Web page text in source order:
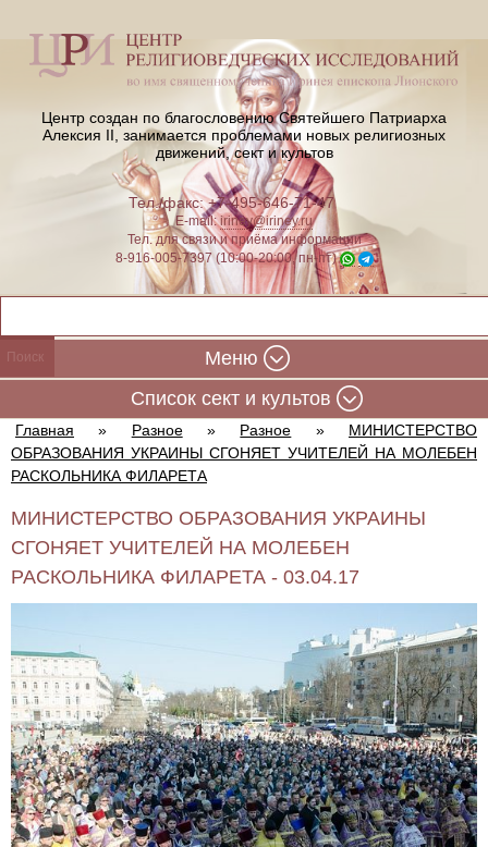
Центр создан по благословению Святейшего Патриарха
Алексия II, занимается проблемами новых религиозных
движений, сект и культов
Тел./факс: +7-495-646-71-47
E-mail:iriney@iriney.ru
Тел. для связи и приёма информации
8-916-005-7397 (10:00-20:00, пн-пт)
Меню
Cписок сект и культов
Главная » Разное » Разное »
МИНИСТЕРСТВО
ОБРАЗОВАНИЯ УКРАИНЫ СГОНЯЕТ УЧИТЕЛЕЙ НА МОЛЕБЕН
РАСКОЛЬНИКА ФИЛАРЕТА
МИНИСТЕРСТВО ОБРАЗОВАНИЯ УКРАИНЫ
СГОНЯЕТ УЧИТЕЛЕЙ НА МОЛЕБЕН
РАСКОЛЬНИКА ФИЛАРЕТА - 03.04.17